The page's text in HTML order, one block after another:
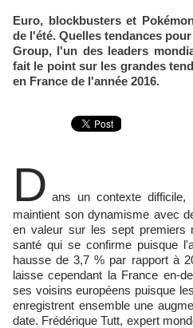
Euro, blockbusters et
de l'été. Quelles tendances
Group, l'un des leaders
fait le point sur les grandes
en France de l'année 2016.
D ans un contexte difficile,
maintient son dynamisme avec
en valeur sur les sept premiers
santé qui se confirme puisque
hausse de 3,7 % par rapport à
laisse cependant la France en-
ses voisins européens puisque
enregistrent ensemble une
date. Frédérique Tutt, expert